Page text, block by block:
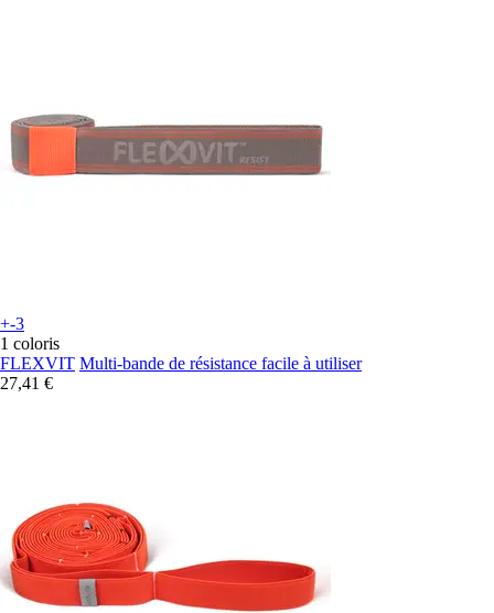
+-3
1 coloris
FLEXVIT Multi-bande de résistance facile à utiliser
27,41 €